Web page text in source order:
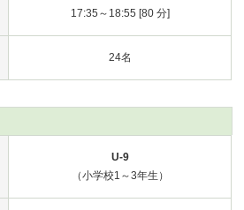
17:35～18:55 [80 分]
24名
U-9
（小学校1～3年生）